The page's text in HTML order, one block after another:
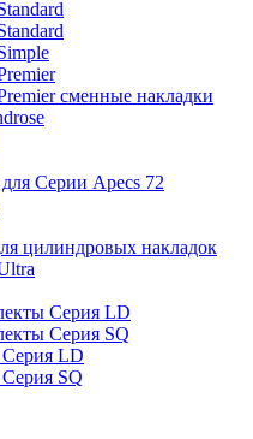
сменные накладки
Серии Apecs 72
цилиндровых накладок
Серия LD
Серия SQ
LD
SQ